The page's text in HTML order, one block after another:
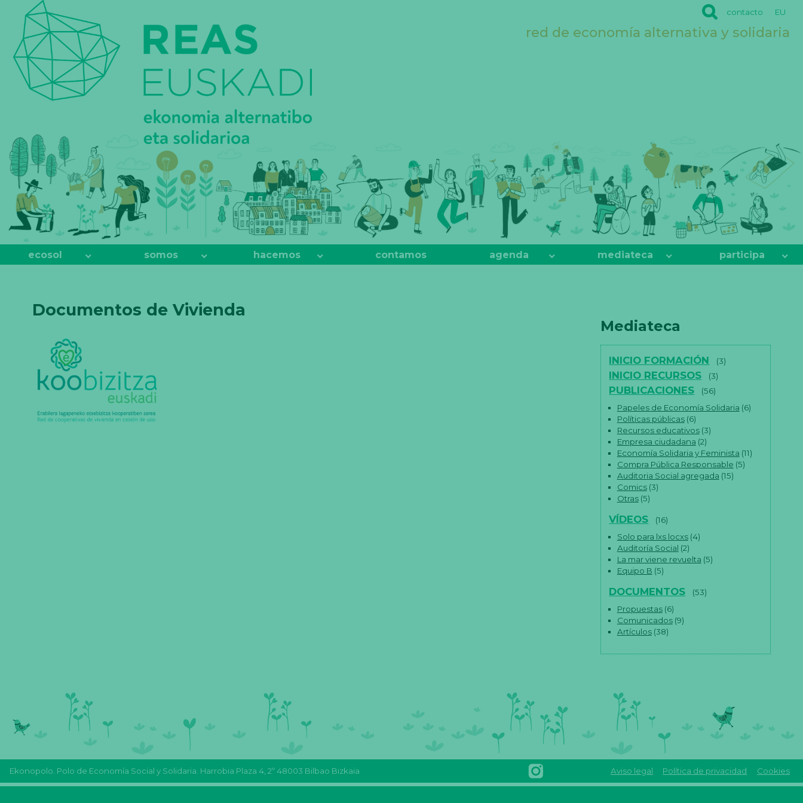
REAS
EUSKADI
contacto EU
red de economía alternativa y solidaria
ecosol somos hacemos contamos agenda mediateca participa
Documentos de Vivienda
Mediateca
INICIO FORMACIÓN (3)
INICIO RECURSOS (3)
PUBLICACIONES
(56)
Papeles de Economía Solidaria (6)
Políticas públicas(6)
Recursos educativos(3)
Empresa ciudadana (2)
Economía Solidaria y Feminista (11)
Compra Pública Responsable (5)
Auditoria Social agregada (15)
Comics(3)
Otras(5)
VÍDEOS
(16)
Solo para lxs locxs(4)
Auditoría Social (2)
La mar viene revuelta (5)
Equipo B (5)
DOCUMENTOS
(53)
Propuestas(6)
Comunicados(9)
Artículos(38)
Ekonopolo. Polo de Economía Social y Solidaria. Harrobia Plaza 4, 2º 48003 Bilbao Bizkaia
Euskadi Reas
Euskadi Reas
INSTAGRAM
REAS
euskadi
Aviso legal Política de privacidad Cookies